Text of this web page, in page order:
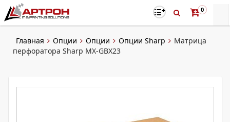
0
Главная Опции Опции Опции Sharp
Матрица
перфоратора Sharp MX-GBX23